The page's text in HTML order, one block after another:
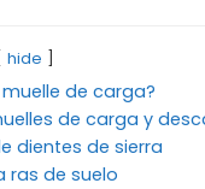
hide
de carga?
de carga y
dientes de sierra
ras de suelo